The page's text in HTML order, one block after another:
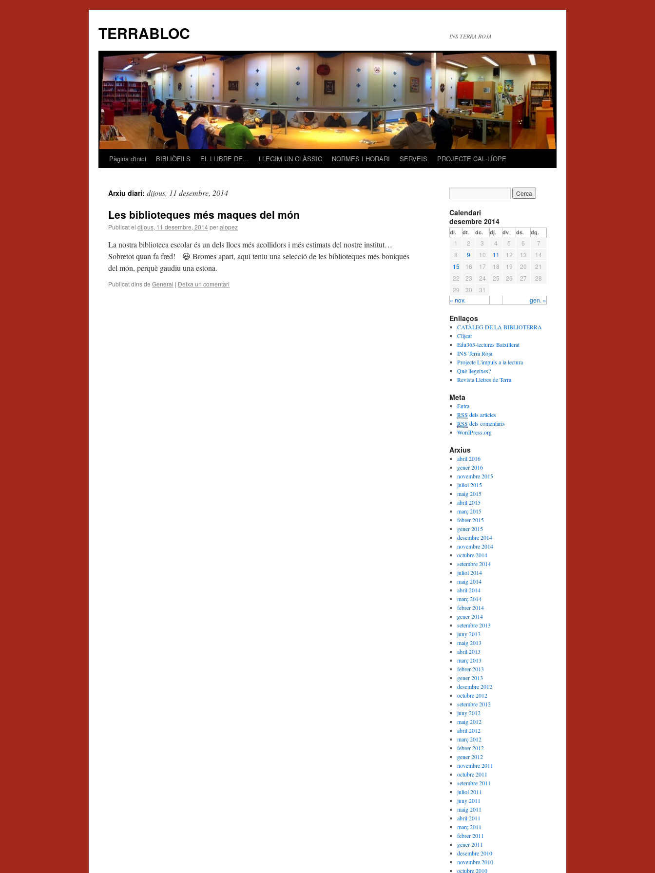
TERRABLOC INS TERRA ROJA
Vés
contingut
Pàgina d'inici BIBLIÒFILS EL LLIBRE DE… LLEGIM UN CLÀSSIC NORMES I HORARI SERVEIS PROJECTE CAL·LÍOPE
Arxiu diari: dijous, 11 desembre, 2014
Les biblioteques més maques del món
Publicat el dijous, 11 desembre, 2014peralopez
La nostra biblioteca escolar és un dels llocs més acollidors i més estimats del nostre institut…
Sobretot quan fa fred! 😆 Bromes apart, aquí teniu una selecció de les biblioteques més boniques
del món, perquè gaudiu una estona.
Publicat dins de General | Deixa un comentari
Calendari
desembre 2014
dl. dt. dc. dj. dv. ds. dg.
« nov. gen. »
1 2 3 4 5 6
7
8
9 10 11 12 13
14
15
16 17 18 19 20
21
22
23 24 25 26 27
28
29
30 31
Enllaços
CATÀLEG DE LA BIBLIOTERRA
Clijcat
Edu365-lectures Batxillerat
INS Terra Roja
Projecte L'impuls a la lectura
Què llegeixes?
Revista Lletres de Terra
Meta
Entra
RSS dels articles
RSS dels comentaris
WordPress.org
Arxius
abril 2016
gener 2016
novembre 2015
juliol 2015
maig 2015
abril 2015
març 2015
febrer 2015
gener 2015
desembre 2014
novembre 2014
octubre 2014
setembre 2014
juliol 2014
maig 2014
abril 2014
març 2014
febrer 2014
gener 2014
setembre 2013
juny 2013
maig 2013
abril 2013
març 2013
febrer 2013
gener 2013
desembre 2012
octubre 2012
setembre 2012
juny 2012
maig 2012
abril 2012
març 2012
febrer 2012
gener 2012
novembre 2011
octubre 2011
setembre 2011
juliol 2011
juny 2011
maig 2011
abril 2011
març 2011
febrer 2011
gener 2011
desembre 2010
novembre 2010
octubre 2010